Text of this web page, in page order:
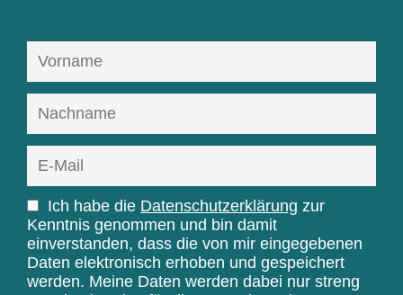
Ich habe die Datenschutzerklärung zur
Kenntnis genommen und bin damit
einverstanden, dass die von mir eingegebenen
Daten elektronisch erhoben und gespeichert
werden. Meine Daten werden dabei nur streng